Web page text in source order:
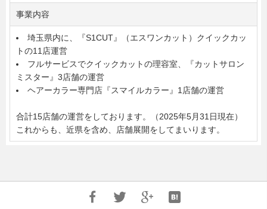
事業内容
埼玉県内に、『S1CUT』（エスワンカット）クイックカッ
トの11店運営
フルサービスでクイックカットの理容室、『カットサロン
ミスター』3店舗の運営
ヘアーカラー専門店『スマイルカラー』1店舗の運営
合計15店舗の運営をしております。（2025年5月31日現在）
これからも、近県を含め、店舗展開をしてまいります。